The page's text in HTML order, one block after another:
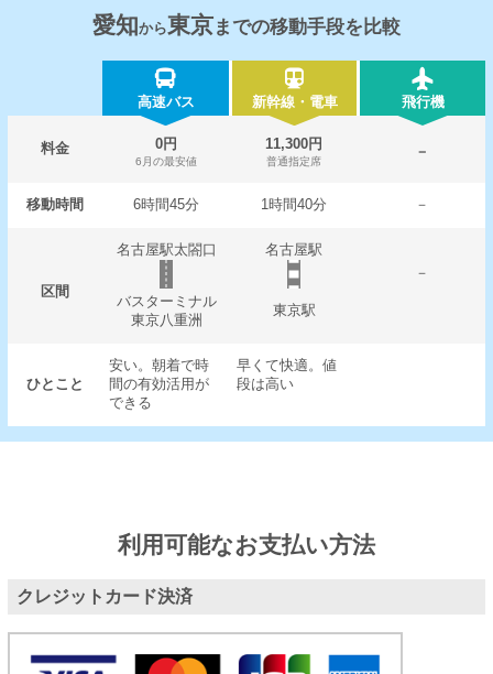
愛知から東京までの移動手段を比較
高速バス 新幹線・電車 飛行機
料金 0円
6月の最安値
11,300円
普通指定席
－
移動時間 6時間45分 1時間40分 －
区間
名古屋駅太閤口
名古屋駅
－
バスターミナル
東京八重洲
東京駅
ひとこと
安い。朝着で時
間の有効活用が
できる
早くて快適。値
段は高い
利用可能なお支払い方法
クレジットカード決済